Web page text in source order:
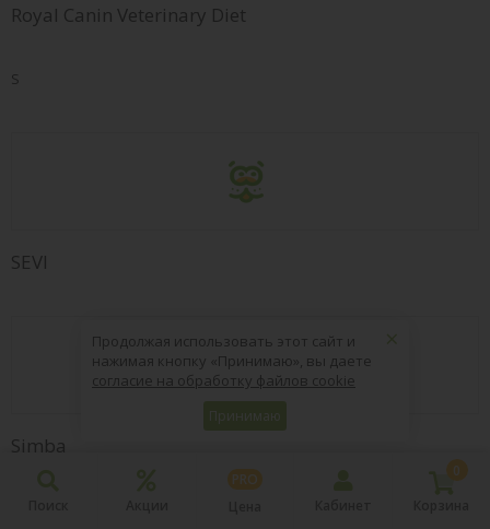
Royal Canin Veterinary Diet
S
SEVI
Simba
PRO
0
×
Продолжая использовать этот сайт и
нажимая кнопку «Принимаю», вы даете
согласие на обработку файлов cookie
Принимаю